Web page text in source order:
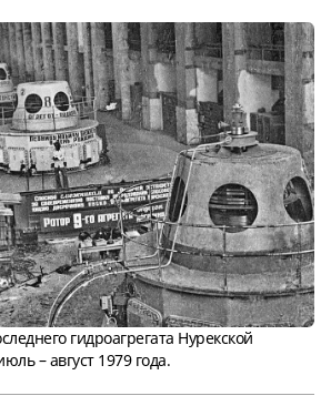
гидроагрегата Нурекской
– август 1979 года.